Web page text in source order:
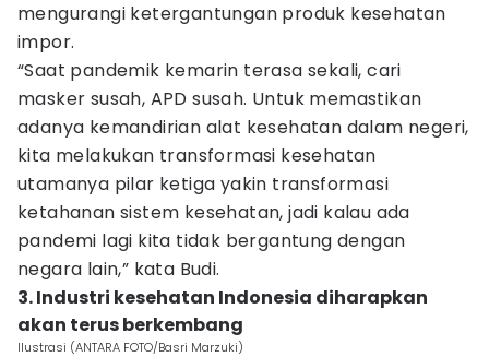
mengurangi ketergantungan produk kesehatan
impor.
“Saat pandemik kemarin terasa sekali, cari
masker susah, APD susah. Untuk memastikan
adanya kemandirian alat kesehatan dalam negeri,
kita melakukan transformasi kesehatan
utamanya pilar ketiga yakin transformasi
ketahanan sistem kesehatan, jadi kalau ada
pandemi lagi kita tidak bergantung dengan
negara lain,” kata Budi.
3. Industri kesehatan Indonesia diharapkan
akan terus berkembang
Ilustrasi (ANTARA FOTO/Basri Marzuki)